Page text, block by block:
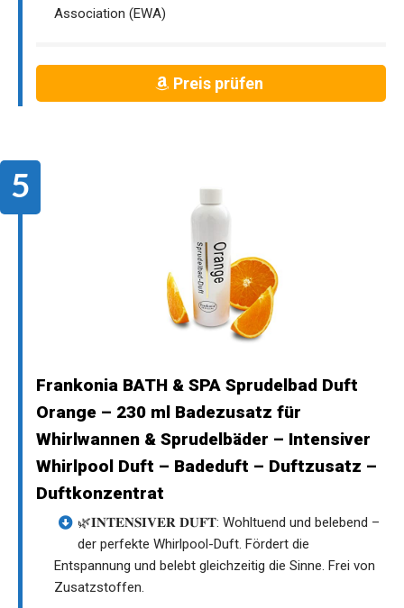
Association (EWA)
Preis prüfen
Frankonia BATH & SPA Sprudelbad Duft
Orange – 230 ml Badezusatz für
Whirlwannen & Sprudelbäder – Intensiver
Whirlpool Duft – Badeduft – Duftzusatz –
Duftkonzentrat
🌿𝐈𝐍𝐓𝐄𝐍𝐒𝐈𝐕𝐄𝐑 𝐃𝐔𝐅𝐓: Wohltuend und belebend –
der perfekte Whirlpool-Duft. Fördert die
Entspannung und belebt gleichzeitig die Sinne. Frei von
Zusatzstoffen.